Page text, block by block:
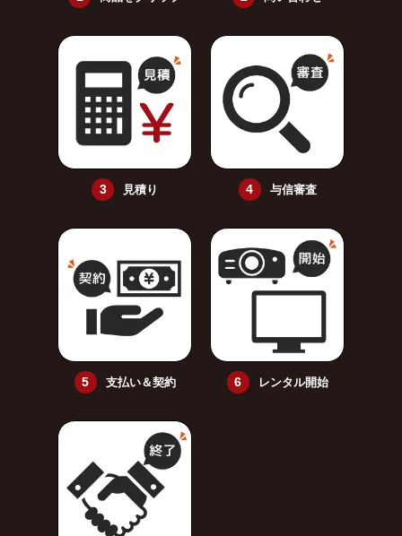
見積り 与信審査
支払い＆契約 レンタル開始